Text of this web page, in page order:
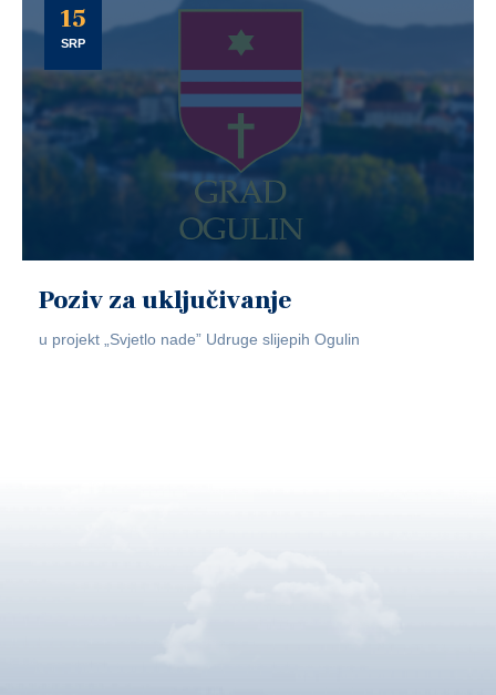
15
SRP
Poziv za uključivanje
u projekt „Svjetlo nade” Udruge slijepih Ogulin